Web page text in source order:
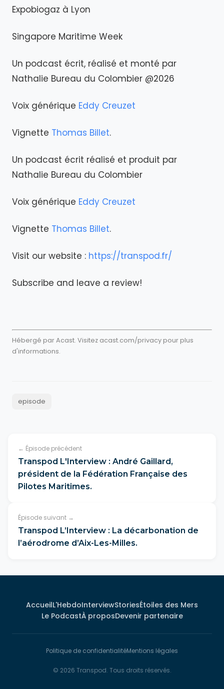
Expobiogaz à Lyon
Singapore Maritime Week
Un podcast écrit, réalisé et monté par
Nathalie Bureau du Colombier @2026
Voix générique Eddy Creuzet
Vignette Thomas Billet.
Un podcast écrit réalisé et produit par
Nathalie Bureau du Colombier
Voix générique Eddy Creuzet
Vignette Thomas Billet.
Visit our website : https://transpod.fr/
Subscribe and leave a review!
Hébergé par Acast. Visitez acast.com/privacy pour plus
d'informations.
episode
← Épisode précédent
Transpod L'Interview : André Gaillard,
président de la Fédération Française des
Pilotes Maritimes.
Épisode suivant →
Transpod L’Interview : La décarbonation de
l’aérodrome d’Aix-Les-Milles.
AccueilL'HebdoInterviewStoriesÉtoiles des Mers
Le PodcastÀ proposDevenir partenaire
Politique de confidentialitéMentions légales
© 2026 Transpod. Tous droits réservés.